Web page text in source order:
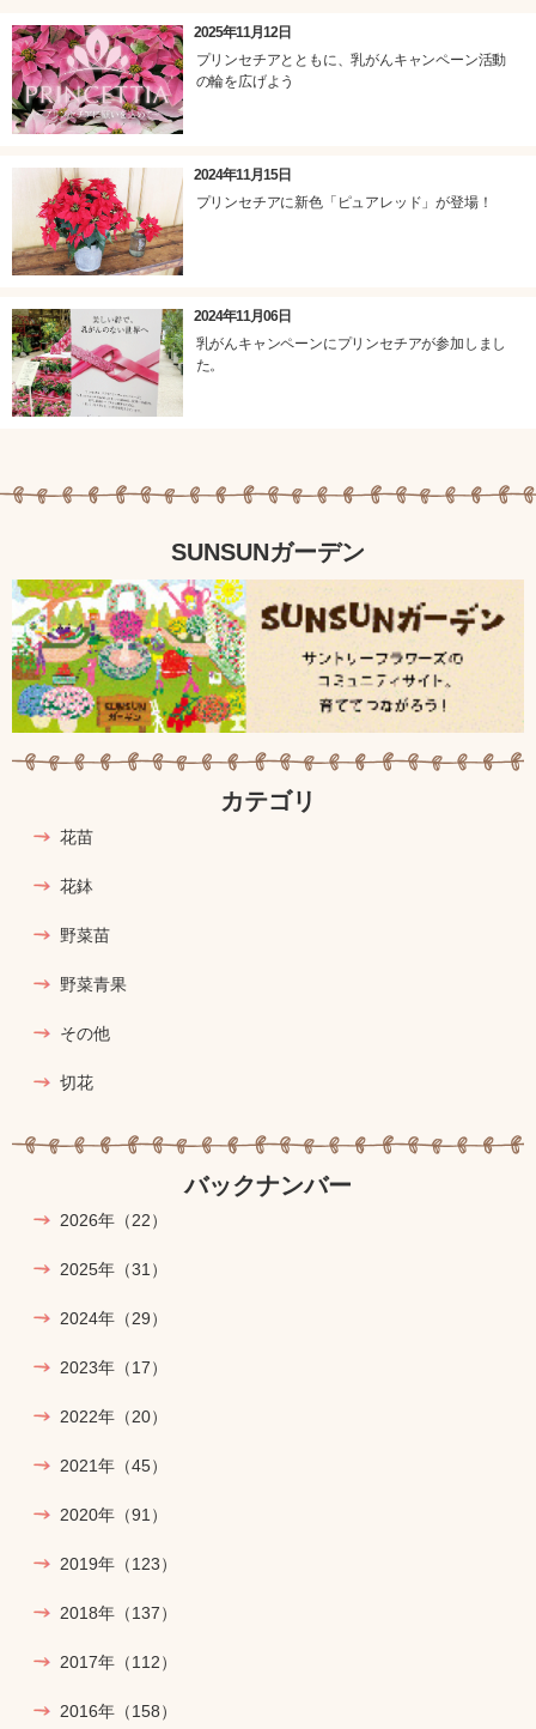
2025年11月12日
プリンセチアとともに、乳がんキャンペーン活動
の輪を広げよう
2024年11月15日
プリンセチアに新色「ピュアレッド」が登場！
2024年11月06日
乳がんキャンペーンにプリンセチアが参加しまし
た。
SUNSUNガーデン
カテゴリ
花苗
花鉢
野菜苗
野菜青果
その他
切花
バックナンバー
2026年 （22）
2025年 （31）
2024年 （29）
2023年 （17）
2022年 （20）
2021年 （45）
2020年 （91）
2019年 （123）
2018年 （137）
2017年 （112）
2016年 （158）